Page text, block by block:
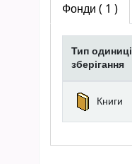
Фонди ( 1 )
Фонди
Тип одиниці
зберігання
Книги